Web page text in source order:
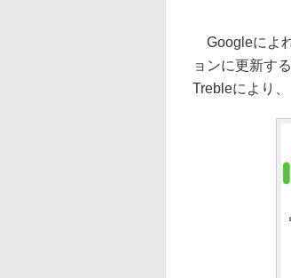
Googleによ
ョンに更新す
Trebleにより